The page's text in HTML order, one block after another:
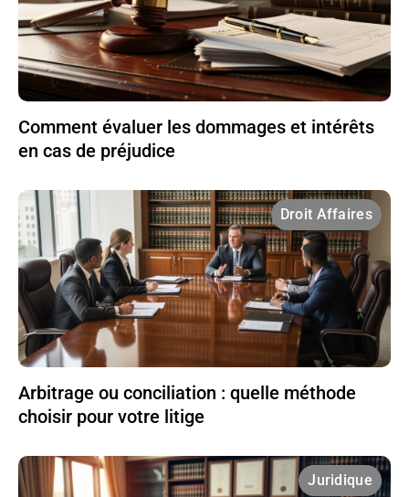
Comment évaluer les dommages et intérêts
en cas de préjudice
Droit Affaires
Arbitrage ou conciliation : quelle méthode
choisir pour votre litige
Juridique